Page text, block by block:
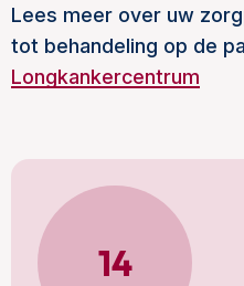
Lees meer over uw
tot behandeling op de
Longkankercentrum
14